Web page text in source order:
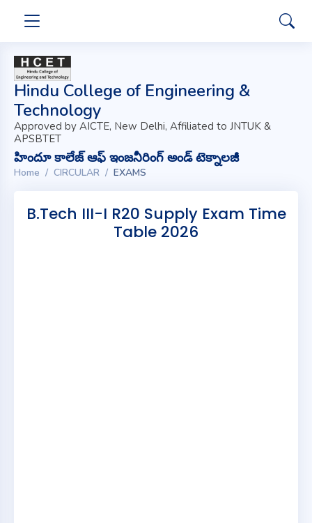
Hindu College of Engineering &
Technology
Approved by AICTE, New Delhi, Affiliated to JNTUK &
APSBTET
హిందూ కాలేజ్ ఆఫ్ ఇంజనీరింగ్ అండ్ టెక్నాలజీ
Home CIRCULAR EXAMS
B.Tech III-I R20 Supply Exam Time
Table 2026